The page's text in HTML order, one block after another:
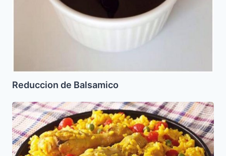
Reduccion de Balsamico
Arroz
con
Pollo